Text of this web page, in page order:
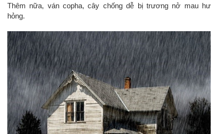
Thêm nữa, ván copha, cây chống dễ bị trương nở mau hư
hỏng.